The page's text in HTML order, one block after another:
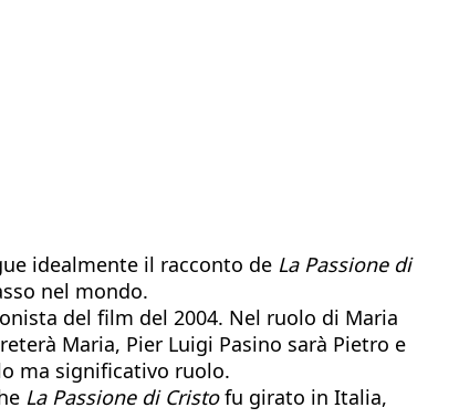
idealmente il racconto de La Passione di
nel mondo.
del film del 2004. Nel ruolo di Maria
Maria, Pier Luigi Pasino sarà Pietro e
ma significativo ruolo.
La Passione di Cristofu girato in Italia,